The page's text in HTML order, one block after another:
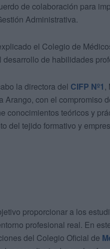
de colaboración para
Administrativa.
el Colegio de
de habilidades
la directora del CIFP Nº1,
Arango, con el compromiso
conocimientos teóricos y
del tejido formativo y
proporcionar a los
profesional real. En
del Colegio Oficial de